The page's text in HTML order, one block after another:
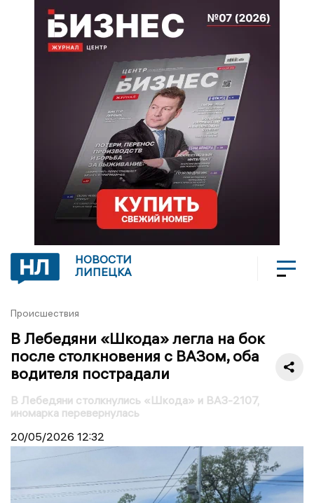
НОВОСТИ
ЛИПЕЦКА
Происшествия
В Лебедяни «Шкода» легла на бок
после столкновения с ВАЗом, оба
водителя пострадали
В Лебедяни столкнулись «Шкода» и ВАЗ-2107,
иномарка перевернулась
20/05/2026 12:32